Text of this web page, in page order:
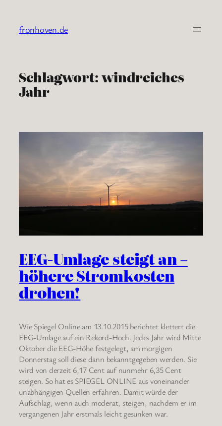
springen
fronhoven.de
Schlagwort:windreiches
Jahr
EEG-Umlage steigt an –
höhere Stromkosten
drohen!
Wie Spiegel Online am 13.10.2015 berichtet klettert die
EEG-Umlage auf ein Rekord-Hoch. Jedes Jahr wird Mitte
Oktober die EEG-Höhe festgelegt, am morgigen
Donnerstag soll diese dann bekanntgegeben werden. Sie
wird von derzeit 6,17 Cent auf nunmehr 6,35 Cent
steigen. So hat es SPIEGEL ONLINE aus voneinander
unabhängigen Quellen erfahren. Damit würde der
Aufschlag, wenn auch moderat, steigen, nachdem er im
vergangenen Jahr erstmals leicht gesunken war.